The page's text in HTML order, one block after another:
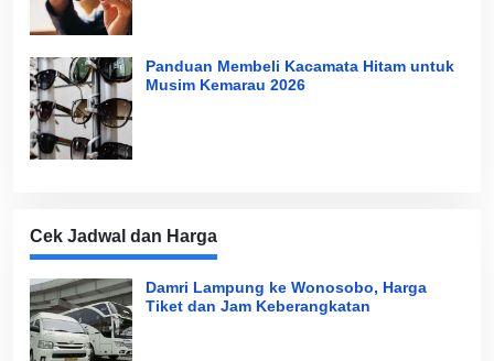
Panduan Membeli Kacamata Hitam untuk
Musim Kemarau 2026
Cek Jadwal dan Harga
Damri Lampung ke Wonosobo, Harga
Tiket dan Jam Keberangkatan